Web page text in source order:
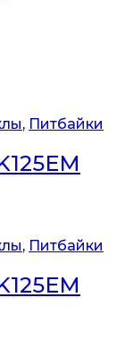
, Питбайки
, Питбайки